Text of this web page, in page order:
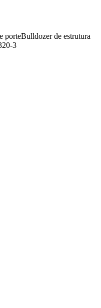
porteBulldozer de estrutura
3